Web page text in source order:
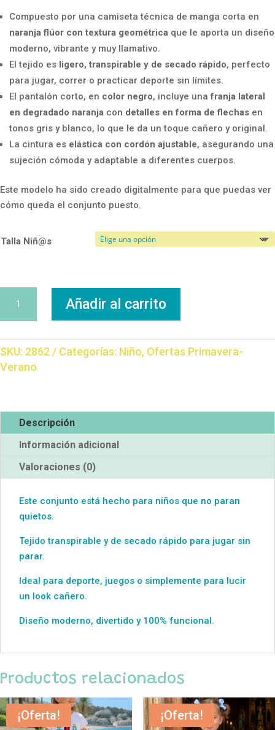
Compuesto por una camiseta técnica de manga corta en
naranja flúor con textura geométrica que le aporta un diseño
moderno, vibrante y muy llamativo.
El tejido es ligero, transpirable y de secado rápido, perfecto
para jugar, correr o practicar deporte sin límites.
El pantalón corto, en color negro, incluye unafranja lateral
en degradado naranja con detalles en forma de flechas en
tonos gris y blanco, lo que le da un toque cañero y original.
La cintura es elástica con cordón ajustable, asegurando una
sujeción cómoda y adaptable a diferentes cuerpos.
Este modelo ha sido creado digitalmente para que puedas ver
cómo queda el conjunto puesto.
Talla Niñ@s
Yiboy
Añadir al carrito
SKU: 2862 Categorías: Niño, Ofertas Primavera-
Verano
Descripción
Información adicional
Valoraciones (0)
Este conjunto está hecho para niños que no paran
quietos.
Tejido transpirable y de secado rápido para jugar sin
parar.
Ideal para deporte, juegos o simplemente para lucir
un look cañero.
Diseño moderno, divertido y 100% funcional.
Productos relacionados
¡Oferta! ¡Oferta!